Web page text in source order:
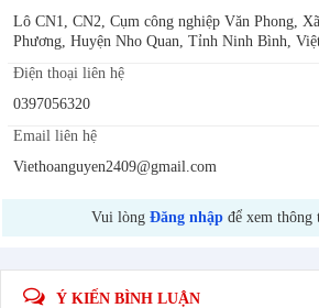
Lô CN1, CN2, Cụm công nghiệp Văn Phong,
Phương, Huyện Nho Quan, Tỉnh Ninh Bình,
Điện thoại liên hệ
0397056320
Email liên hệ
Viethoanguyen2409@gmail.com
Vui lòng Đăng nhậpđể xem thông
Ý KIẾN BÌNH LUẬN